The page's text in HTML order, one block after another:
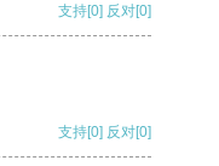
支持[0] 反对[0]
支持[0] 反对[0]